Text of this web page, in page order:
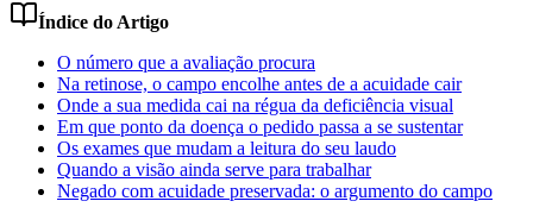
Índice do Artigo
O número que a avaliação procura
Na retinose, o campo encolhe antes de a acuidade cair
Onde a sua medida cai na régua da deficiência visual
Em que ponto da doença o pedido passa a se sustentar
Os exames que mudam a leitura do seu laudo
Quando a visão ainda serve para trabalhar
Negado com acuidade preservada: o argumento do campo